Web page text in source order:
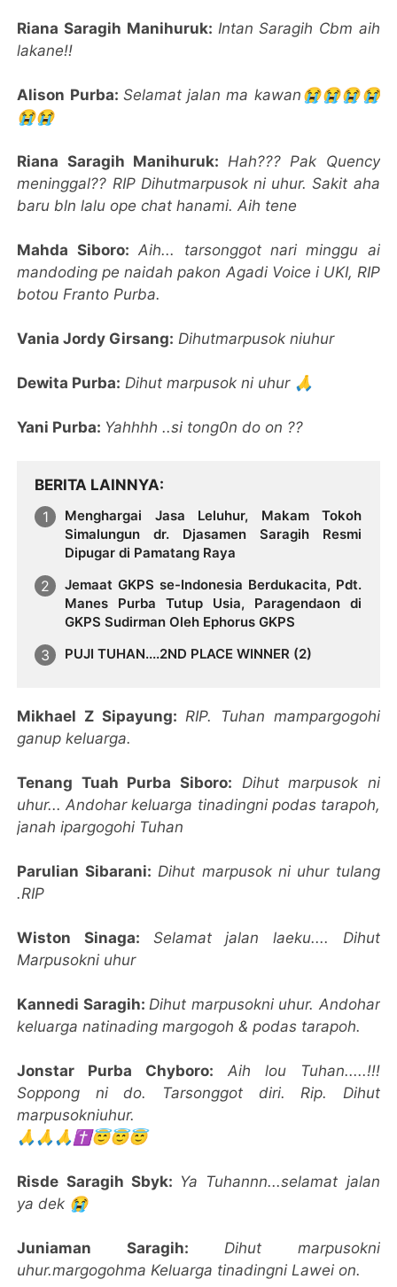
Riana Saragih Manihuruk: Intan Saragih Cbm aih
lakane!!
Alison Purba: Selamat jalan ma kawan😭😭😭😭
😭😭
Riana Saragih Manihuruk: Hah??? Pak Quency
meninggal?? RIP Dihutmarpusok ni uhur. Sakit aha
baru bln lalu ope chat hanami. Aih tene
Mahda Siboro: Aih... tarsonggot nari minggu ai
mandoding pe naidah pakon Agadi Voice i UKI, RIP
botou Franto Purba.
Vania Jordy Girsang: Dihutmarpusok niuhur
Dewita Purba: Dihut marpusok ni uhur 🙏
Yani Purba: Yahhhh ..si tong0n do on ??
BERITA LAINNYA
Menghargai Jasa Leluhur, Makam Tokoh
Simalungun dr. Djasamen Saragih Resmi
Dipugar di Pamatang Raya
Jemaat GKPS se-Indonesia Berdukacita, Pdt.
Manes Purba Tutup Usia, Paragendaon di
GKPS Sudirman Oleh Ephorus GKPS
PUJI TUHAN....2ND PLACE WINNER (2)
Mikhael Z Sipayung: RIP. Tuhan mampargogohi
ganup keluarga.
Tenang Tuah Purba Siboro:
Dihut marpusok ni
uhur... Andohar keluarga tinadingni podas tarapoh,
janah ipargogohi Tuhan
Parulian Sibarani: Dihut marpusok ni uhur tulang
.RIP
Wiston Sinaga: Selamat jalan laeku.... Dihut
Marpusokni uhur
Kannedi Saragih: Dihut marpusokni uhur. Andohar
keluarga natinading margogoh & podas tarapoh.
Jonstar Purba Chyboro:
Aih lou Tuhan.....!!!
Soppong ni do. Tarsonggot diri. Rip. Dihut
marpusokniuhur.
🙏🙏🙏✝️😇😇😇
Risde Saragih Sbyk: Ya Tuhannn...selamat jalan
ya dek 😭
Juniaman Saragih:
Dihut marpusokni
uhur.margogohma Keluarga tinadingni Lawei on.